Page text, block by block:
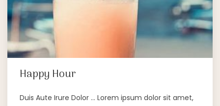
Happy Hour
Duis Aute Irure Dolor … Lorem ipsum dolor sit amet,